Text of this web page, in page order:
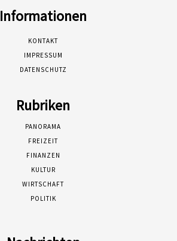
Informationen
KONTAKT
IMPRESSUM
DATENSCHUTZ
Rubriken
PANORAMA
FREIZEIT
FINANZEN
KULTUR
WIRTSCHAFT
POLITIK